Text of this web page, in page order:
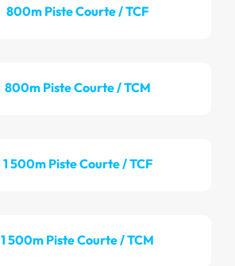
800m Piste Courte / TCF
800m Piste Courte / TCM
1 500m Piste Courte / TCF
1 500m Piste Courte / TCM